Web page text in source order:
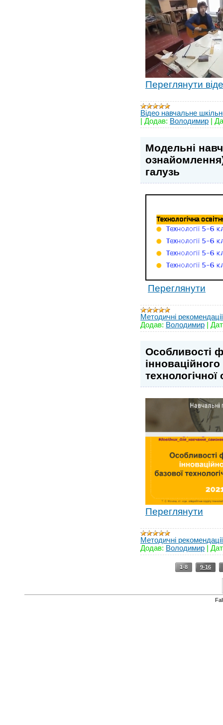
Переглянути
Відео навчальне
| Додав: Володимир |
Модельні
галузь
Переглянути
Методичні рекомендації
Додав: Володимир |
Особливості
інноваційного
Переглянути
Методичні рекомендації
Додав: Володимир |
1-8 9-16